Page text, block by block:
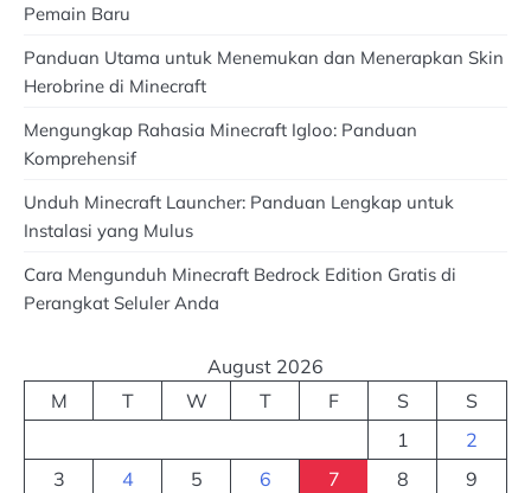
Pemain Baru
Panduan Utama untuk Menemukan dan Menerapkan Skin
Herobrine di Minecraft
Mengungkap Rahasia Minecraft Igloo: Panduan
Komprehensif
Unduh Minecraft Launcher: Panduan Lengkap untuk
Instalasi yang Mulus
Cara Mengunduh Minecraft Bedrock Edition Gratis di
Perangkat Seluler Anda
August 2026
M
T W T F S
S
1
2
3
4 5 6 7 8
9